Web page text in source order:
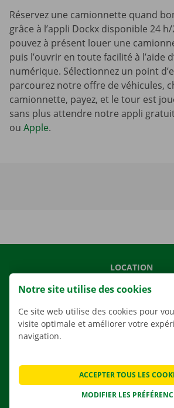
Réservez une camionnette quand
grâce à l’appli Dockx disponible 24
pouvez à présent louer une
puis l’ouvrir en toute facilité à l’aide
numérique. Sélectionnez un point
parcourez notre offre de véhicules,
camionnette, payez, et le tour est
sans plus attendre notre appli
ou Apple.
LOCATION
NOS VÉHICULES
AGENCES
Notre site utilise des cookies
Ce site web utilise des cookies pour
visite optimale et améliorer votre
navigation.
MODIFIER LES
ACCEPTER TOUS LES